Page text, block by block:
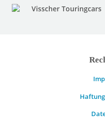
Visscher Touringcars